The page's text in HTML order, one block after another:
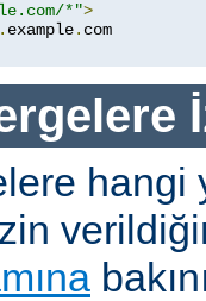
*">
. example.
hangi